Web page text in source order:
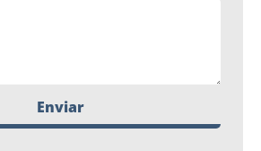
Enviar